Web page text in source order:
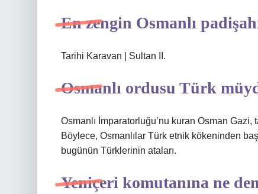
En zengin Osmanlı
Tarihi Karavan | Sultan II.
Osmanlı ordusu Türk
Osmanlı İmparatorluğu’nu kuran Osman Gazi,
Böylece, Osmanlılar Türk etnik kökeninden
bugünün Türklerinin ataları.
Yeniçeri komutanına ne